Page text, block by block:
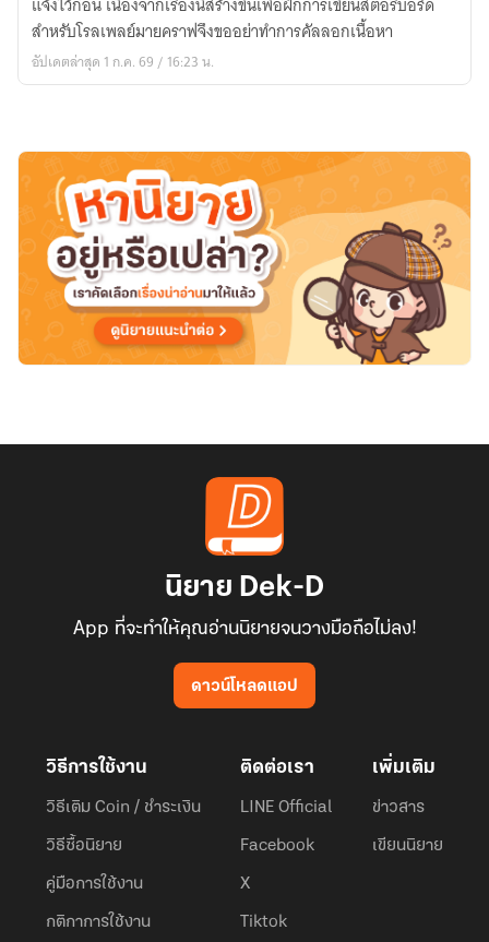
เกิด
ขึ้น
ที่
สำหรับโรลเพลย์มายคราฟจึงขออย่าทำการคัลลอกเนื้อหา
อัปเดตล่าสุด 1 ก.ค. 69 / 16:23 น.
นิยาย Dek-D
App ที่จะทำให้คุณอ่านนิยายจนวางมือถือไม่ลง!
ดาวน์โหลดแอป
วิธีการใช้งาน
วิธีเติม Coin / ชำระเงิน
วิธีซื้อนิยาย
คู่มือการใช้งาน
กติกาการใช้งาน
ติดต่อเรา
LINE Official
Facebook
X
Tiktok
เพิ่มเติม
ข่าวสาร
เขียนนิยาย